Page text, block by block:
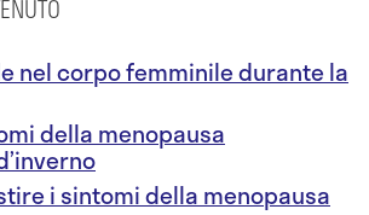
nel corpo femminile durante la
della menopausa
i sintomi della menopausa